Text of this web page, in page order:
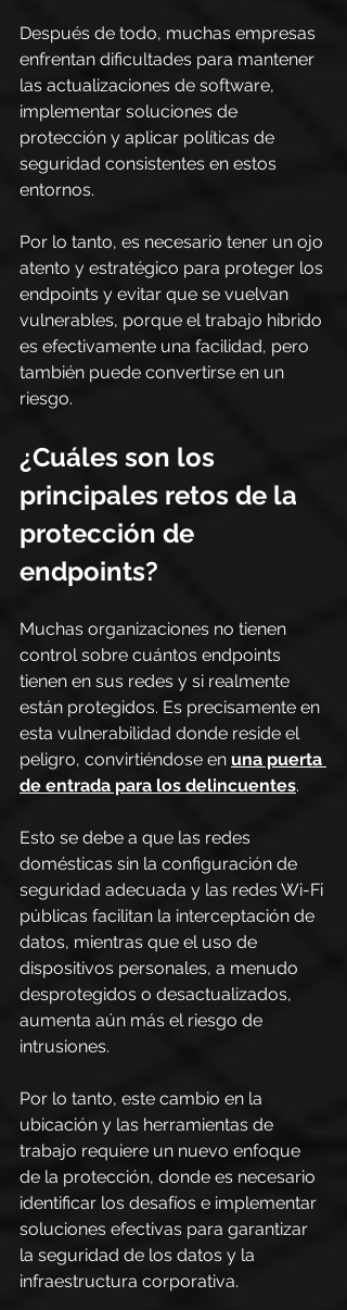
Después de todo, muchas empresas
enfrentan dificultades para mantener
las actualizaciones de software,
implementar soluciones de
protección y aplicar políticas de
seguridad consistentes en estos
entornos.
Por lo tanto, es necesario tener un ojo
atento y estratégico para proteger los
endpoints y evitar que se vuelvan
vulnerables, porque el trabajo híbrido
es efectivamente una facilidad, pero
también puede convertirse en un
riesgo.
¿Cuáles son los
principales retos de la
protección de
endpoints?
Muchas organizaciones no tienen
control sobre cuántos endpoints
tienen en sus redes y si realmente
están protegidos. Es precisamente en
esta vulnerabilidad donde reside el
peligro, convirtiéndose en una puerta
de entrada para los delincuentes.
Esto se debe a que las redes
domésticas sin la configuración de
seguridad adecuada y las redes Wi-Fi
públicas facilitan la interceptación de
datos, mientras que el uso de
dispositivos personales, a menudo
desprotegidos o desactualizados,
aumenta aún más el riesgo de
intrusiones.
Por lo tanto, este cambio en la
ubicación y las herramientas de
trabajo requiere un nuevo enfoque
de la protección, donde es necesario
identificar los desafíos e implementar
soluciones efectivas para garantizar
la seguridad de los datos y la
infraestructura corporativa.